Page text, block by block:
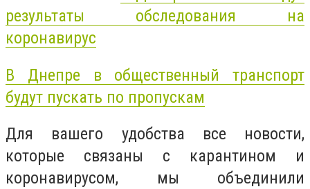
результаты обследования на
коронавирус
В Днепре в общественный транспорт
будут пускать по пропускам
Для вашего удобства все новости,
которые связаны с карантином и
коронавирусом, мы объединили